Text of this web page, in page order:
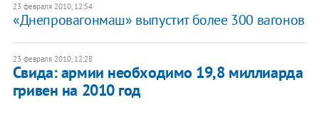
23 февраля 2010, 12:54
«Днепровагонмаш» выпустит более 300 вагонов
23 февраля 2010, 12:28
Свида: армии необходимо 19,8 миллиарда
гривен на 2010 год